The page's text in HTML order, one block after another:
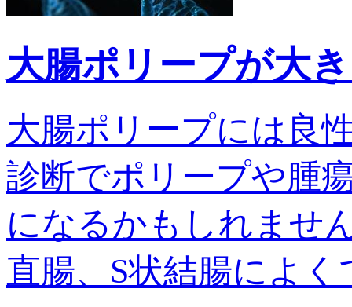
大腸ポリープが大
大腸ポリープには良
診断でポリープや腫
になるかもしれませ
直腸、S状結腸によ